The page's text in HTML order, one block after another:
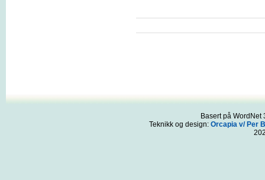
Basert på
Teknikk og design: Orcapia v/ Per